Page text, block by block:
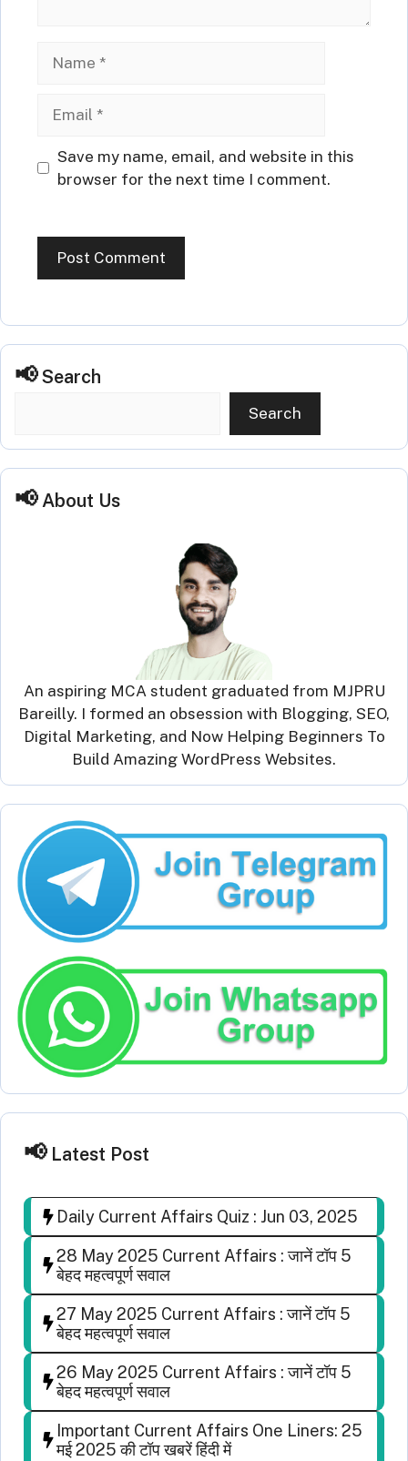
Website
Save my name, email, and website in this
browser for the next time I comment.
Search
Search
About Us
An aspiring MCA student graduated from MJPRU
Bareilly. I formed an obsession with Blogging, SEO,
Digital Marketing, and Now Helping Beginners To
Build Amazing WordPress Websites.
Latest Post
Daily Current Affairs Quiz : Jun 03, 2025
28 May 2025 Current Affairs : जानें टॉप 5
बेहद महत्वपूर्ण सवाल
27 May 2025 Current Affairs : जानें टॉप 5
बेहद महत्वपूर्ण सवाल
26 May 2025 Current Affairs : जानें टॉप 5
बेहद महत्वपूर्ण सवाल
Important Current Affairs One Liners: 25
मई 2025 की टॉप खबरें हिंदी में